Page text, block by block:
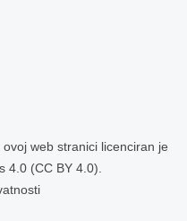
web stranici licenciran je
4.0 (CC BY 4.0)